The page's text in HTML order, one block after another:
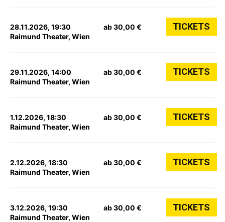
28.11.2026, 19:30
Raimund Theater, Wien
ab 30,00 € TICKETS
29.11.2026, 14:00
Raimund Theater, Wien
ab 30,00 € TICKETS
1.12.2026, 18:30
Raimund Theater, Wien
ab 30,00 € TICKETS
2.12.2026, 18:30
Raimund Theater, Wien
ab 30,00 € TICKETS
3.12.2026, 19:30
Raimund Theater, Wien
ab 30,00 € TICKETS